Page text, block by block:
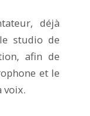
déjà
studio de
afin de
et le
voix.